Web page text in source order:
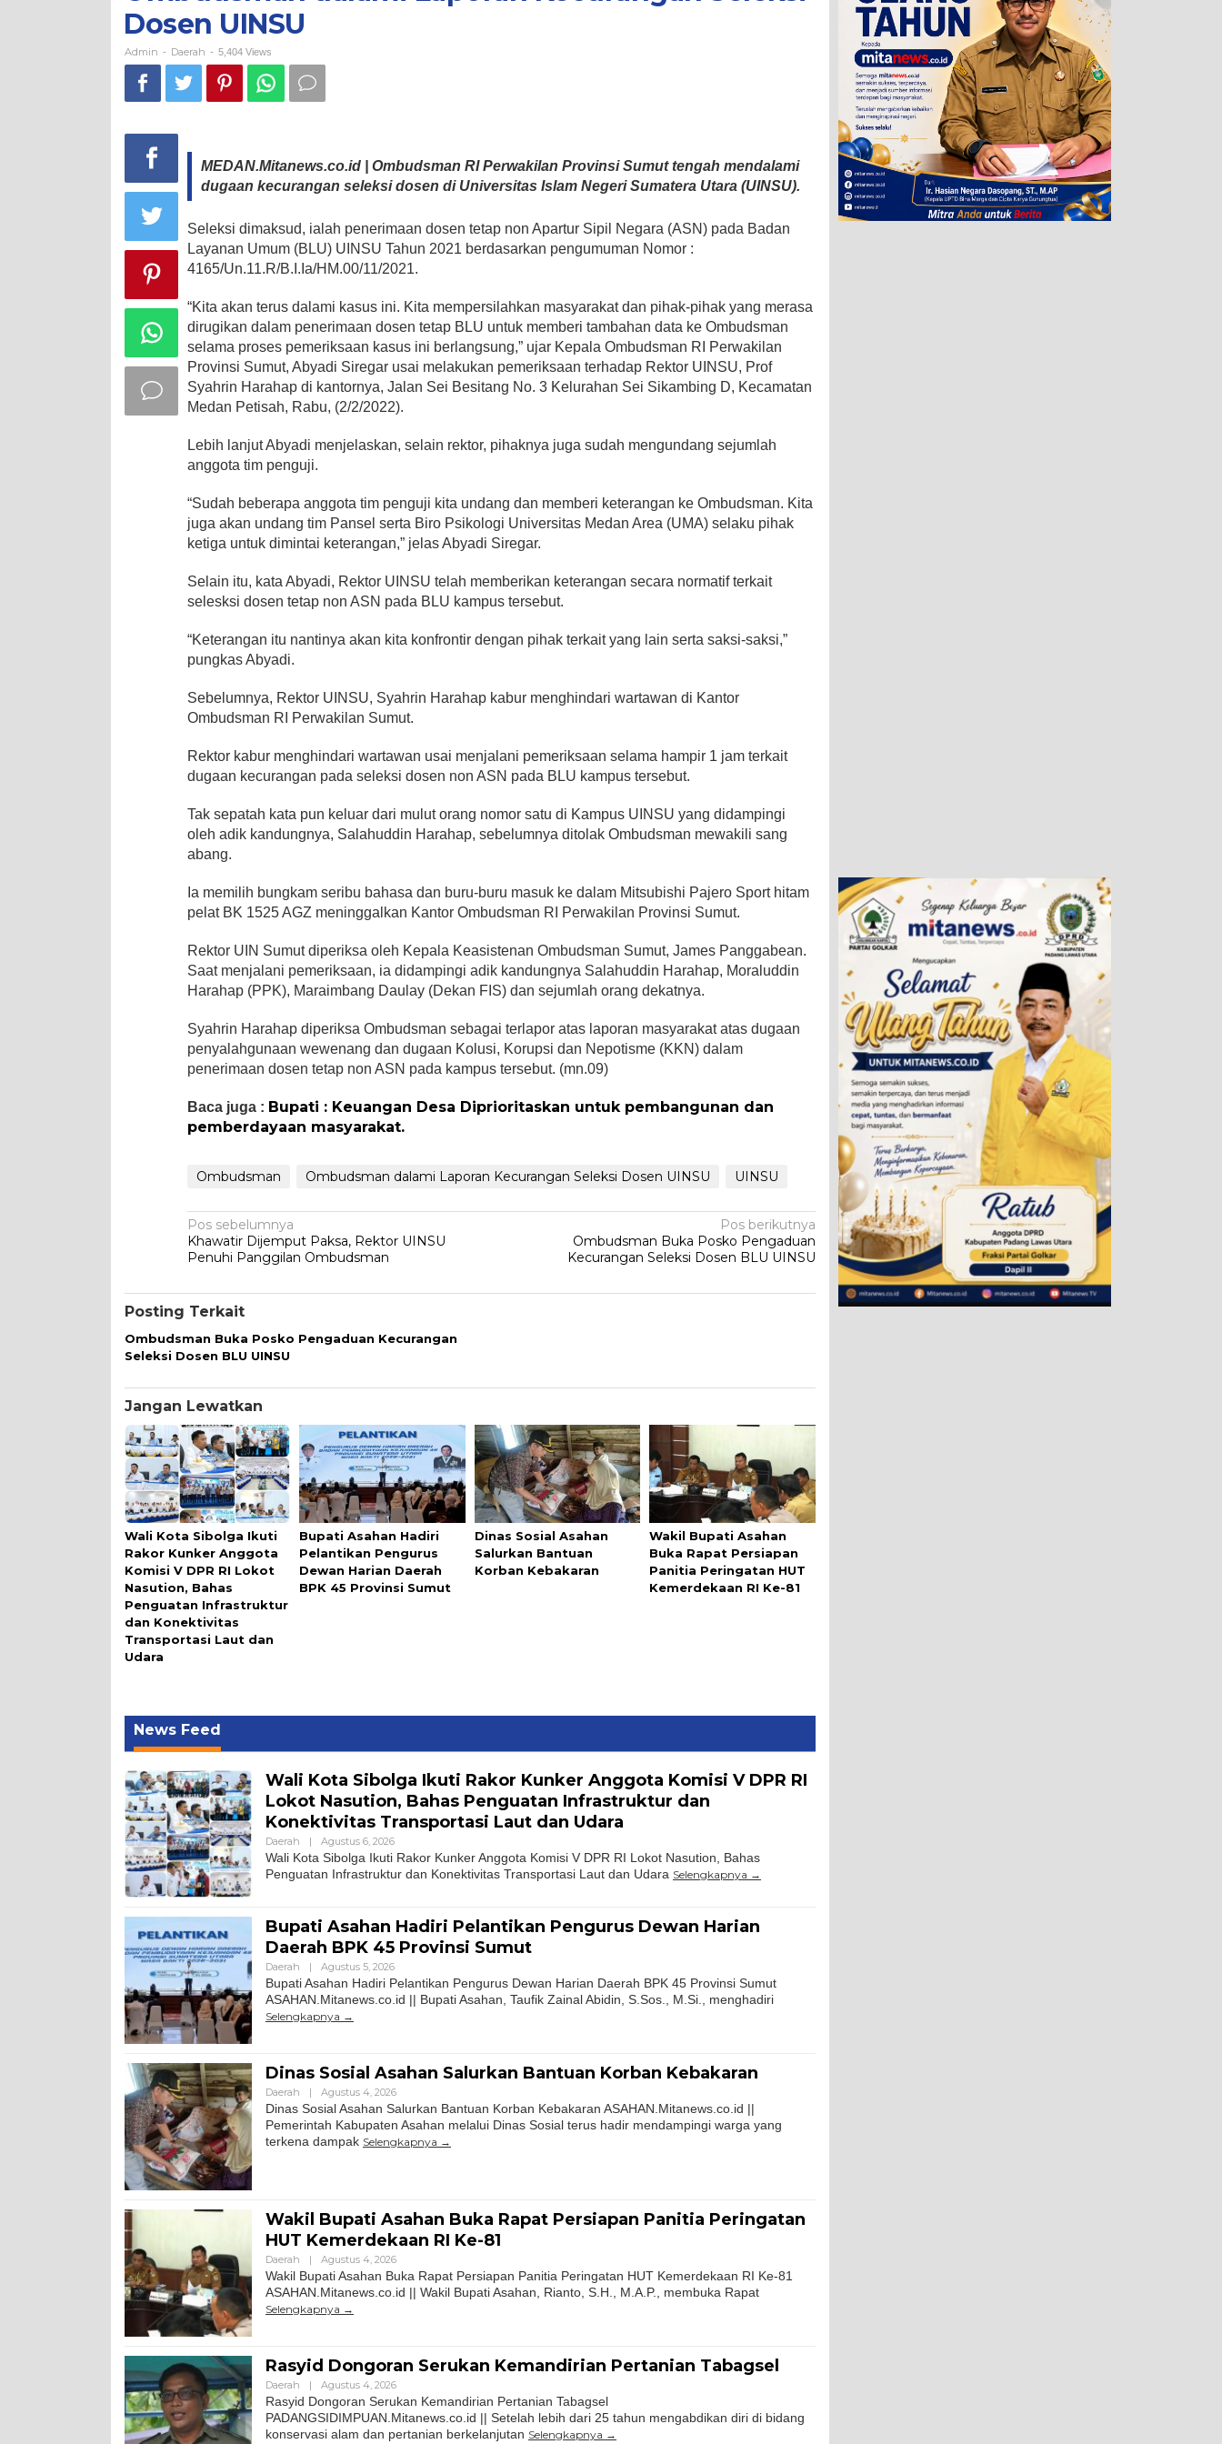
UINSU
Dosen UINSU
Admin - Daerah - 5,404 Views
MEDAN.Mitanews.co.id | Ombudsman RI Perwakilan Provinsi Sumut tengah mendalami
dugaan kecurangan seleksi dosen di Universitas Islam Negeri Sumatera Utara (UINSU).
Seleksi dimaksud, ialah penerimaan dosen tetap non Apartur Sipil Negara (ASN) pada Badan
Layanan Umum (BLU) UINSU Tahun 2021 berdasarkan pengumuman Nomor :
4165/Un.11.R/B.I.Ia/HM.00/11/2021.
“Kita akan terus dalami kasus ini. Kita mempersilahkan masyarakat dan pihak-pihak yang merasa
dirugikan dalam penerimaan dosen tetap BLU untuk memberi tambahan data ke Ombudsman
selama proses pemeriksaan kasus ini berlangsung,” ujar Kepala Ombudsman RI Perwakilan
Provinsi Sumut, Abyadi Siregar usai melakukan pemeriksaan terhadap Rektor UINSU, Prof
Syahrin Harahap di kantornya, Jalan Sei Besitang No. 3 Kelurahan Sei Sikambing D, Kecamatan
Medan Petisah, Rabu, (2/2/2022).
Lebih lanjut Abyadi menjelaskan, selain rektor, pihaknya juga sudah mengundang sejumlah
anggota tim penguji.
“Sudah beberapa anggota tim penguji kita undang dan memberi keterangan ke Ombudsman. Kita
juga akan undang tim Pansel serta Biro Psikologi Universitas Medan Area (UMA) selaku pihak
ketiga untuk dimintai keterangan,” jelas Abyadi Siregar.
Selain itu, kata Abyadi, Rektor UINSU telah memberikan keterangan secara normatif terkait
selesksi dosen tetap non ASN pada BLU kampus tersebut.
“Keterangan itu nantinya akan kita konfrontir dengan pihak terkait yang lain serta saksi-saksi,”
pungkas Abyadi.
Sebelumnya, Rektor UINSU, Syahrin Harahap kabur menghindari wartawan di Kantor
Ombudsman RI Perwakilan Sumut.
Rektor kabur menghindari wartawan usai menjalani pemeriksaan selama hampir 1 jam terkait
dugaan kecurangan pada seleksi dosen non ASN pada BLU kampus tersebut.
Tak sepatah kata pun keluar dari mulut orang nomor satu di Kampus UINSU yang didampingi
oleh adik kandungnya, Salahuddin Harahap, sebelumnya ditolak Ombudsman mewakili sang
abang.
Ia memilih bungkam seribu bahasa dan buru-buru masuk ke dalam Mitsubishi Pajero Sport hitam
pelat BK 1525 AGZ meninggalkan Kantor Ombudsman RI Perwakilan Provinsi Sumut.
Rektor UIN Sumut diperiksa oleh Kepala Keasistenan Ombudsman Sumut, James Panggabean.
Saat menjalani pemeriksaan, ia didampingi adik kandungnya Salahuddin Harahap, Moraluddin
Harahap (PPK), Maraimbang Daulay (Dekan FIS) dan sejumlah orang dekatnya.
Syahrin Harahap diperiksa Ombudsman sebagai terlapor atas laporan masyarakat atas dugaan
penyalahgunaan wewenang dan dugaan Kolusi, Korupsi dan Nepotisme (KKN) dalam
penerimaan dosen tetap non ASN pada kampus tersebut. (mn.09)
Baca juga : Bupati : Keuangan Desa Diprioritaskan untuk pembangunan dan
pemberdayaan masyarakat.
Ombudsman Ombudsman dalami Laporan Kecurangan Seleksi Dosen UINSU UINSU
Navigasi
pos
Pos sebelumnya
Khawatir Dijemput Paksa, Rektor UINSU
Penuhi Panggilan Ombudsman
Pos berikutnya
Ombudsman Buka Posko Pengaduan
Kecurangan Seleksi Dosen BLU UINSU
Posting Terkait
Ombudsman Buka Posko Pengaduan Kecurangan
Seleksi Dosen BLU UINSU
Jangan Lewatkan
Wali Kota Sibolga Ikuti
Rakor Kunker Anggota
Komisi V DPR RI Lokot
Nasution, Bahas
Penguatan Infrastruktur
dan Konektivitas
Transportasi Laut dan
Udara
Bupati Asahan Hadiri
Pelantikan Pengurus
Dewan Harian Daerah
BPK 45 Provinsi Sumut
Dinas Sosial Asahan
Salurkan Bantuan
Korban Kebakaran
Wakil Bupati Asahan
Buka Rapat Persiapan
Panitia Peringatan HUT
Kemerdekaan RI Ke-81
News Feed
Wali Kota Sibolga Ikuti Rakor Kunker Anggota Komisi V DPR RI
Lokot Nasution, Bahas Penguatan Infrastruktur dan
Konektivitas Transportasi Laut dan Udara
Daerah | Agustus 6, 2026
Wali Kota Sibolga Ikuti Rakor Kunker Anggota Komisi V DPR RI Lokot Nasution, Bahas
Penguatan Infrastruktur dan Konektivitas Transportasi Laut dan Udara Selengkapnya
Bupati Asahan Hadiri Pelantikan Pengurus Dewan Harian
Daerah BPK 45 Provinsi Sumut
Daerah | Agustus 5, 2026
Bupati Asahan Hadiri Pelantikan Pengurus Dewan Harian Daerah BPK 45 Provinsi Sumut
ASAHAN.Mitanews.co.id || Bupati Asahan, Taufik Zainal Abidin, S.Sos., M.Si., menghadiri
Selengkapnya
Dinas Sosial Asahan Salurkan Bantuan Korban Kebakaran
Daerah | Agustus 4, 2026
Dinas Sosial Asahan Salurkan Bantuan Korban Kebakaran ASAHAN.Mitanews.co.id ||
Pemerintah Kabupaten Asahan melalui Dinas Sosial terus hadir mendampingi warga yang
terkena dampak Selengkapnya
Wakil Bupati Asahan Buka Rapat Persiapan Panitia Peringatan
HUT Kemerdekaan RI Ke-81
Daerah | Agustus 4, 2026
Wakil Bupati Asahan Buka Rapat Persiapan Panitia Peringatan HUT Kemerdekaan RI Ke-81
ASAHAN.Mitanews.co.id || Wakil Bupati Asahan, Rianto, S.H., M.A.P., membuka Rapat
Selengkapnya
Rasyid Dongoran Serukan Kemandirian Pertanian Tabagsel
Daerah | Agustus 4, 2026
Rasyid Dongoran Serukan Kemandirian Pertanian Tabagsel
PADANGSIDIMPUAN.Mitanews.co.id || Setelah lebih dari 25 tahun mengabdikan diri di bidang
konservasi alam dan pertanian berkelanjutan Selengkapnya